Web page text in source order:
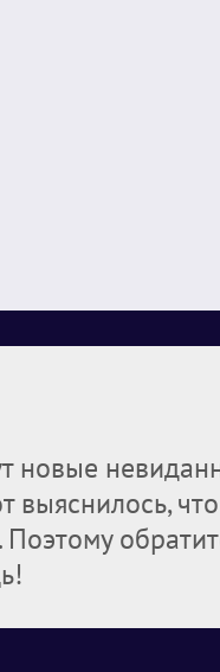
новые
выяснилось,